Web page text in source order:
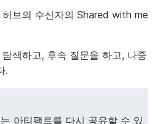
브의 수신자의 Shared with me
색하고, 후속 질문을 하고, 나중
.
아티팩트를 다시 공유할 수 있